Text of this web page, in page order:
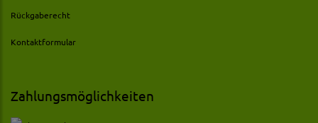
Rückgaberecht
Kontaktformular
Zahlungsmöglichkeiten